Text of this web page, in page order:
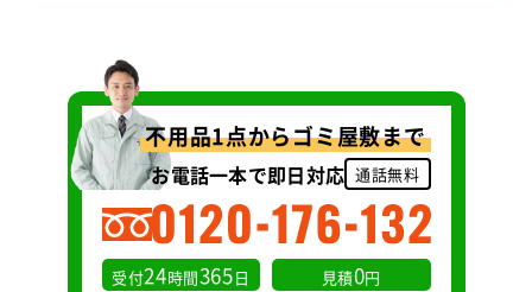
不用品1点からゴミ屋敷まで
お電話一本で即日対応 通話無料
受付24時間365日 見積0円